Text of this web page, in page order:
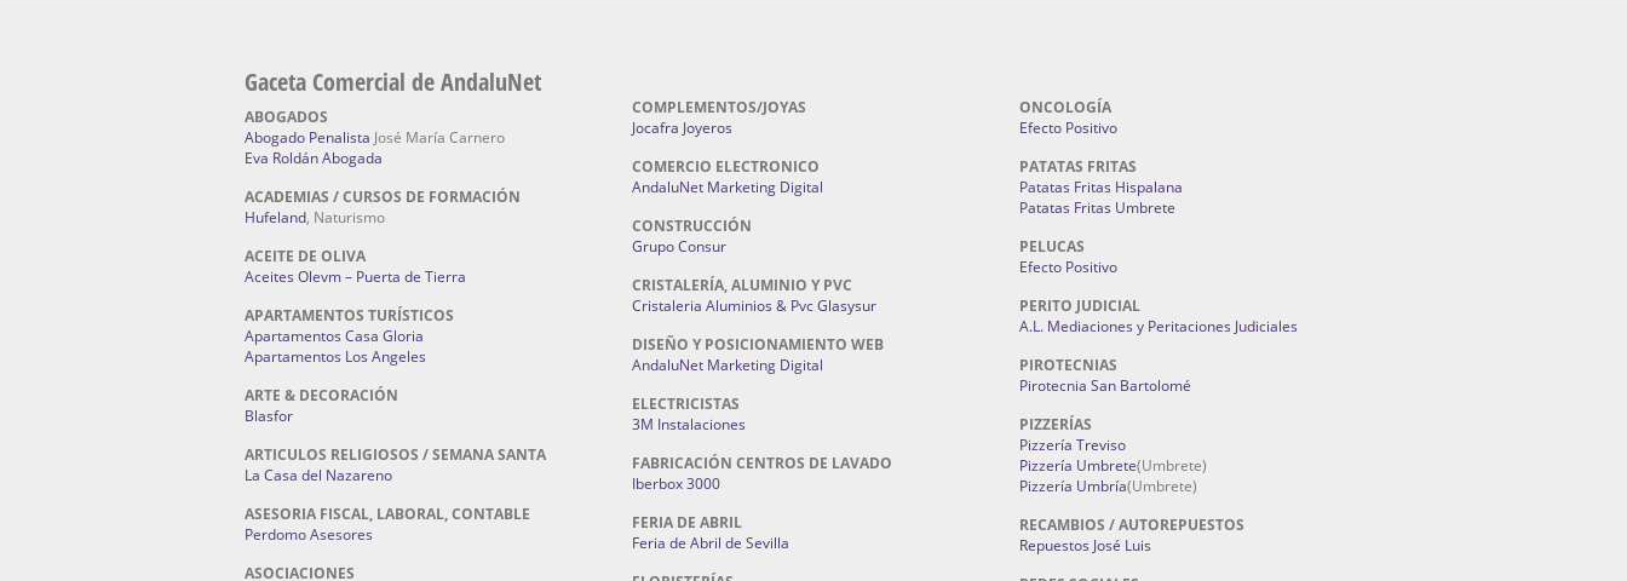
Gaceta Comercial de AndaluNet
ABOGADOS
Abogado Penalista José María Carnero
Eva Roldán Abogada
ACADEMIAS / CURSOS DE FORMACIÓN
Hufeland, Naturismo
ACEITE DE OLIVA
Aceites Olevm – Puerta de Tierra
APARTAMENTOS TURÍSTICOS
Apartamentos Casa Gloria
Apartamentos Los Angeles
ARTE & DECORACIÓN
Blasfor
ARTICULOS RELIGIOSOS / SEMANA SANTA
La Casa del Nazareno
ASESORIA FISCAL, LABORAL, CONTABLE
Perdomo Asesores
ASOCIACIONES
COMPLEMENTOS/JOYAS
Jocafra Joyeros
COMERCIO ELECTRONICO
AndaluNet Marketing Digital
CONSTRUCCIÓN
Grupo Consur
CRISTALERÍA, ALUMINIO Y PVC
Cristaleria Aluminios & Pvc Glasysur
DISEÑO Y POSICIONAMIENTO WEB
AndaluNet Marketing Digital
ELECTRICISTAS
3M Instalaciones
FABRICACIÓN CENTROS DE LAVADO
Iberbox 3000
FERIA DE ABRIL
Feria de Abril de Sevilla
ONCOLOGÍA
Efecto Positivo
PATATAS FRITAS
Patatas Fritas Hispalana
Patatas Fritas Umbrete
PELUCAS
Efecto Positivo
PERITO JUDICIAL
A.L. Mediaciones y Peritaciones Judiciales
PIROTECNIAS
Pirotecnia San Bartolomé
PIZZERÍAS
Pizzería Treviso
Pizzería Umbrete(Umbrete)
Pizzería Umbría(Umbrete)
RECAMBIOS / AUTOREPUESTOS
Repuestos José Luis